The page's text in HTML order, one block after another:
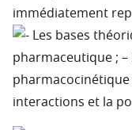
immédiatement
Les bases
pharmaceutique ; –
pharmacocinétique
interactions et la